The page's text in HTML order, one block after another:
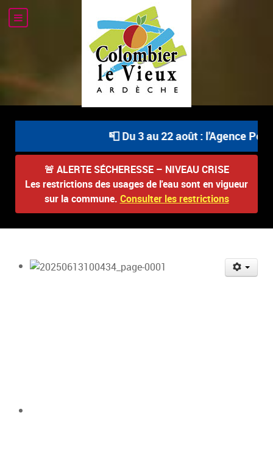
📮 Du 3 au 22 août : l'Agence
🚨 ALERTE SÉCHERESSE – NIVEAU CRISE
Les restrictions des usages de l'eau sont en vigueur
sur la commune. Consulter les restrictions